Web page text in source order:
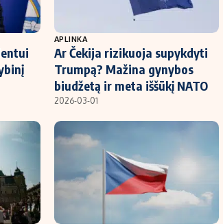
APLINKA
Ar Čekija rizikuoja supykdyti
Trumpą? Mažina gynybos
biudžetą ir meta iššūkį NATO
2026-03-01